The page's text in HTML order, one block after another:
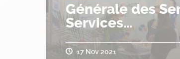
Générale des
Services…
17 Nov 2021